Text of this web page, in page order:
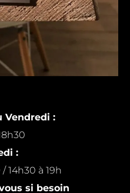
Vendredi :
:
14h30 à 19h
si besoin